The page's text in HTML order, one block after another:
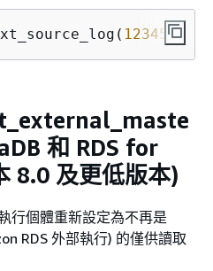
12345 );
和 RDS for
8.0 及更低版本)
行個體重新設定為不再是
RDS 外部執行) 的僅供讀取